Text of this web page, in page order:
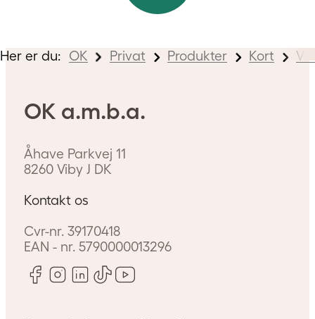
Akvaplaning – hvad skal
du gøre, hvis det sker?
Vi oplever oftere og oftere
ekstreme vejrhændelser i
Danmark, og derfor er risikoen
Her er du: OK Privat Produkter Kort
OK a.m.b.a.
Åhave Parkvej 11
8260 Viby J DK
Kontakt os
Cvr-nr. 39170418
EAN - nr.5790000013296